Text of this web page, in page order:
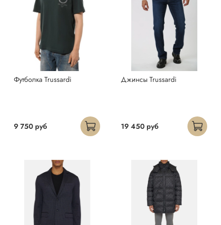
Футболка Trussardi
9 750 руб
Джинсы Trussardi
19 450 руб